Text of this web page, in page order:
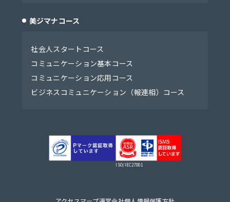
美ジマナコース
社会人スタートコース
コミュニケーション基本コース
コミュニケーション応用コース
ビジネスコミュニケーション（報連相）コース
ISO/IEC27001